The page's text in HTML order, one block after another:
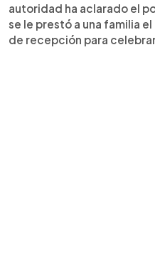
autoridad ha aclarado el
se le prestó a una familia
de recepción para celebrar